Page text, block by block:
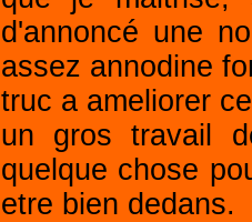
d'annoncé une
assez annodine
truc a ameliorer
un gros travail
quelque chose
etre bien dedans.